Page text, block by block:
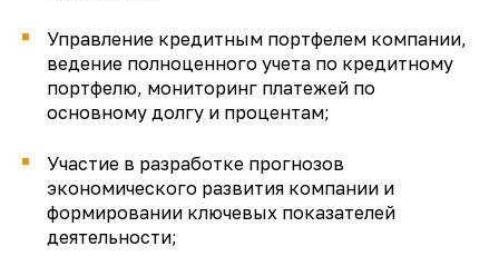
Управление кредитным портфелем компании,
ведение полноценного учета по кредитному
портфелю, мониторинг платежей по
основному долгу и процентам;
Участие в разработке прогнозов
экономического развития компании и
формировании ключевых показателей
деятельности;